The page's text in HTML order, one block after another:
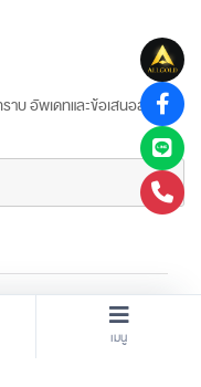
าบ อัพเดทและข้อเสนอล่าสุด
ARR Gold Trading
เมนู